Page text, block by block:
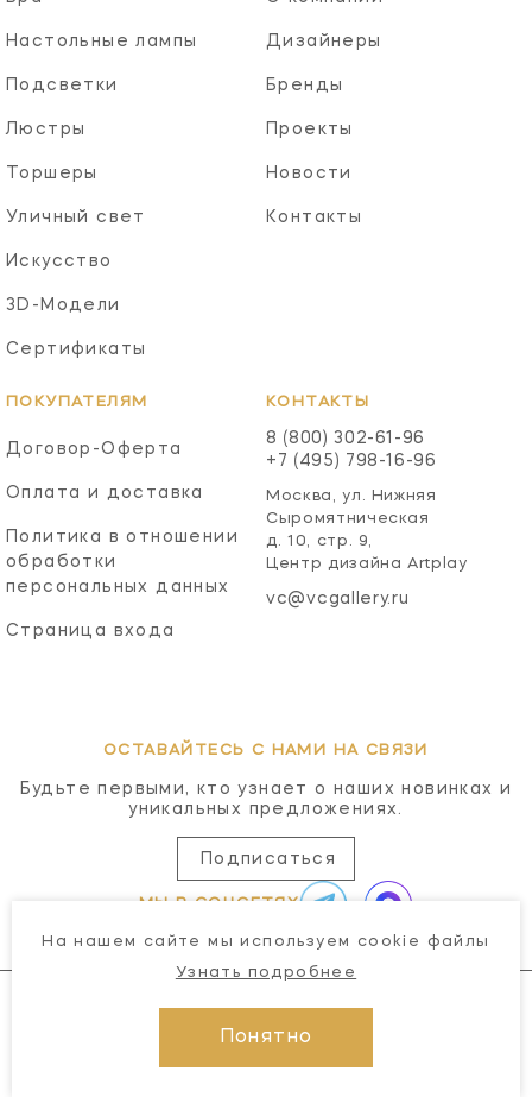
Настольные лампы
Подсветки
Люстры
Торшеры
Уличный свет
Искусство
3D-Модели
Сертификаты
Дизайнеры
Бренды
Проекты
Новости
Контакты
ПОКУПАТЕЛЯМ
Договор-Оферта
Оплата и доставка
Политика в отношении
обработки
персональных данных
Страница входа
КОНТАКТЫ
8 (800) 302-61-96
+7 (495) 798-16-96
Москва, ул. Нижняя
Сыромятническая
д. 10, стр. 9,
Центр дизайна Artplay
vc@vcgallery.ru
ОСТАВАЙТЕСЬ С НАМИ НА СВЯЗИ
Будьте первыми, кто узнает о наших новинках и
уникальных предложениях.
Подписаться
МЫ В СОЦСЕТЯХ
На нашем сайте мы используем cookie файлы
Узнать подробнее
Понятно